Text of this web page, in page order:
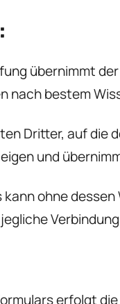
übernimmt
nach bestem
Dritter, auf die
und
kann ohne
erfolgt